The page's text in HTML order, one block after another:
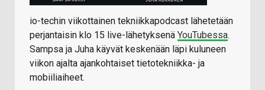
io-techin viikottainen tekniikkapodcast lähetetään
perjantaisin klo 15 live-lähetyksenä YouTubessa.
Sampsa ja Juha käyvät keskenään läpi kuluneen
viikon ajalta ajankohtaiset tietotekniikka- ja
mobiiliaiheet.